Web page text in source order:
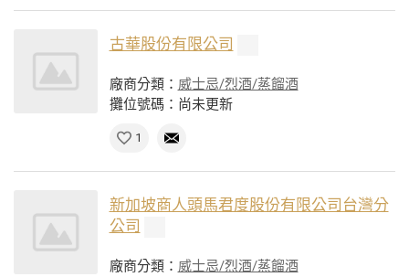
古華股份有限公司
廠商分類： 威士忌/烈酒/蒸餾酒
攤位號碼：尚未更新
1
新加坡商人頭馬君度股份有限公司台灣分
公司
廠商分類： 威士忌/烈酒/蒸餾酒